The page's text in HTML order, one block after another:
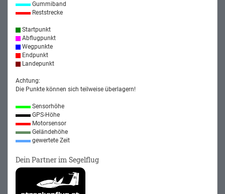
Gummiband
Reststrecke
Startpunkt
Abflugpunkt
Wegpunkte
Endpunkt
Landepunkt
Achtung:
Die Punkte können sich teilweise überlagern!
Sensorhöhe
GPS-Höhe
Motorsensor
Geländehöhe
gewertete Zeit
Dein Partner im Segelflug